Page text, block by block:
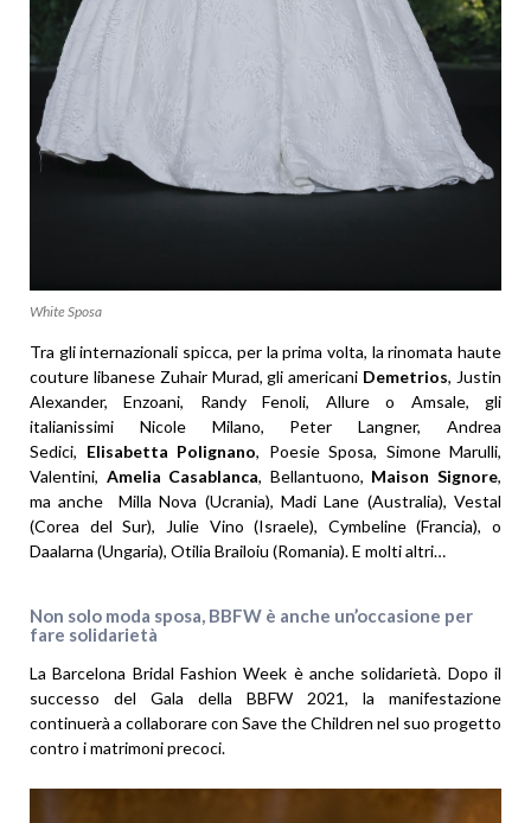
White Sposa
Tra gli internazionali spicca, per la prima volta, la rinomata haute
couture libanese Zuhair Murad, gli americani Demetrios, Justin
Alexander, Enzoani, Randy Fenoli, Allure o Amsale, gli
italianissimi Nicole Milano, Peter Langner, Andrea
Sedici, Elisabetta Polignano, Poesie Sposa, Simone Marulli,
Valentini, Amelia Casablanca, Bellantuono, Maison Signore,
ma anche Milla Nova (Ucrania), Madi Lane (Australia), Vestal
(Corea del Sur), Julie Vino (Israele), Cymbeline (Francia), o
Daalarna (Ungaria), Otilia Brailoiu (Romania). E molti altri…
Non solo moda sposa, BBFW è anche un’occasione per
fare solidarietà
La Barcelona Bridal Fashion Week è anche solidarietà. Dopo il
successo del Gala della BBFW 2021, la manifestazione
continuerà a collaborare con Save the Children nel suo progetto
contro i matrimoni precoci.